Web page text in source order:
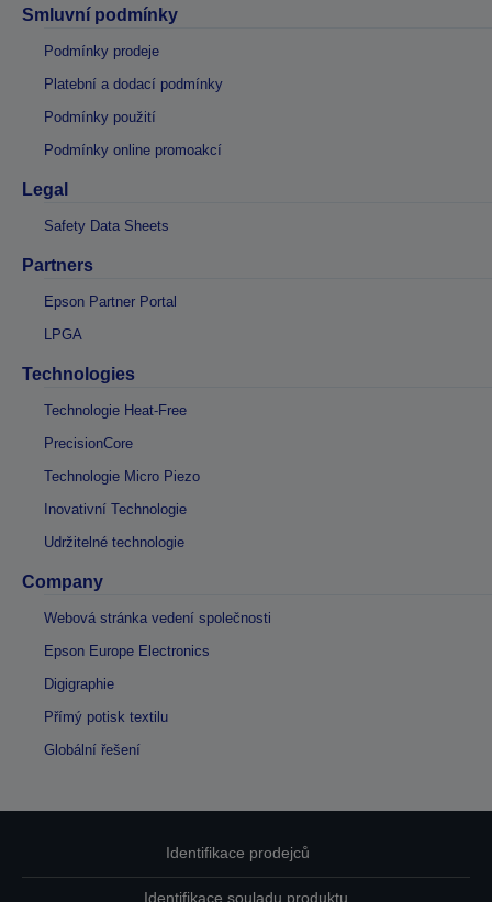
Smluvní podmínky
Podmínky prodeje
Platební a dodací podmínky
Podmínky použití
Podmínky online promoakcí
Legal
Safety Data Sheets
Partners
Epson Partner Portal
LPGA
Technologies
Technologie Heat-Free
PrecisionCore
Technologie Micro Piezo
Inovativní Technologie
Udržitelné technologie
Company
Webová stránka vedení společnosti
Epson Europe Electronics
Digigraphie
Přímý potisk textilu
Globální řešení
Identifikace prodejců
Identifikace souladu produktu